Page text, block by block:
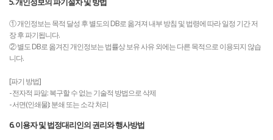
① 개인정보는 목적 달성 후 별도의 DB로 옮겨져 내부 방침 및 법령에 따라 일정 기간 저
장 후 파기됩니다.
② 별도 DB로 옮겨진 개인정보는 법률상 보유 사유 외에는 다른 목적으로 이용되지 않습
니다.
[파기 방법]
- 전자적 파일: 복구할 수 없는 기술적 방법으로 삭제
- 서면(인쇄물): 분쇄 또는 소각 처리
6. 이용자 및 법정대리인의 권리와 행사방법